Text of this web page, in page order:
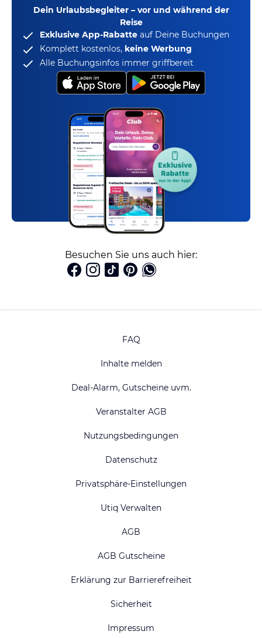
Dein Urlaubsbegleiter – vor und während der
Reise
Exklusive App-Rabatte auf Deine Buchungen
Komplett kostenlos, keine Werbung
Alle Buchungsinfos immer griffbereit
Besuchen Sie uns auch hier:
FAQ
Inhalte melden
Deal-Alarm, Gutscheine uvm.
Veranstalter AGB
Nutzungsbedingungen
Datenschutz
Privatsphäre-Einstellungen
Utiq Verwalten
AGB
AGB Gutscheine
Erklärung zur Barrierefreiheit
Sicherheit
Impressum